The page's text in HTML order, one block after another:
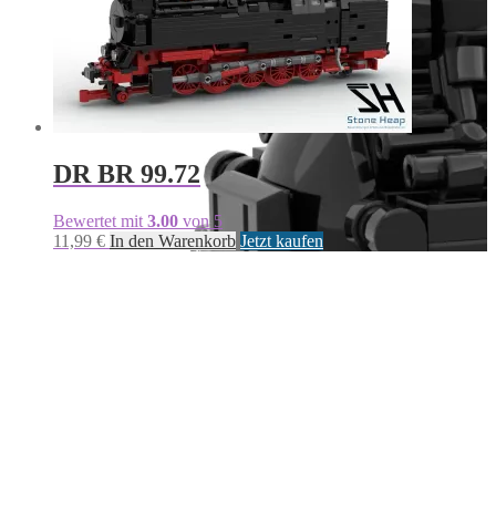
DR BR 99.72
Bewertet mit 3.00 von 5
11,99 € In den Warenkorb Jetzt kaufen